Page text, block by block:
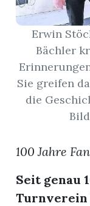
Erwin
Bächler
Sie greifen
die
100 Jahre
Seit genau
Turnverein